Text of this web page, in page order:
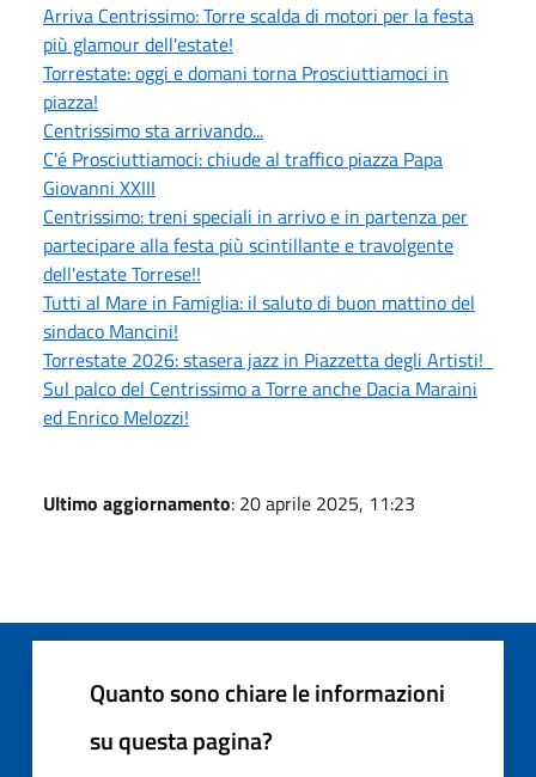
Arriva Centrissimo: Torre scalda di motori per la festa
più glamour dell'estate!
Torrestate: oggi e domani torna Prosciuttiamoci in
piazza!
Centrissimo sta arrivando...
C'é Prosciuttiamoci: chiude al traffico piazza Papa
Giovanni XXIII
Centrissimo: treni speciali in arrivo e in partenza per
partecipare alla festa più scintillante e travolgente
dell'estate Torrese!!
Tutti al Mare in Famiglia: il saluto di buon mattino del
sindaco Mancini!
Torrestate 2026: stasera jazz in Piazzetta degli Artisti!
Sul palco del Centrissimo a Torre anche Dacia Maraini
ed Enrico Melozzi!
Ultimo aggiornamento: 20 aprile 2025, 11:23
Quanto sono chiare le informazioni
su questa pagina?